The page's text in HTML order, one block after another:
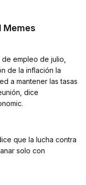
Memes
empleo de julio,
de la inflación la
a mantener las tasas
dice
que la lucha contra
solo con